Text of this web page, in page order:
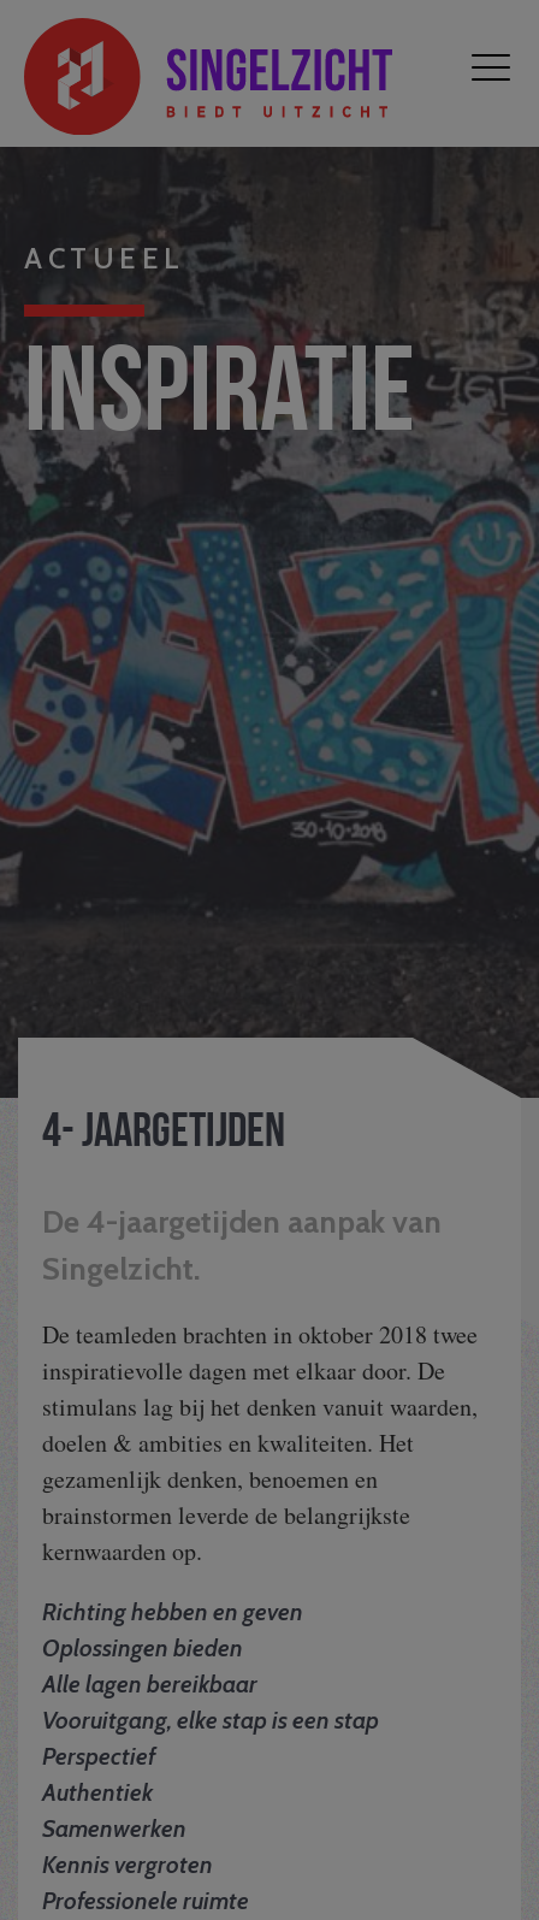
ACTUEEL
Inspiratie
4- jaargetijden
De 4-jaargetijden aanpak van
Singelzicht.
De teamleden brachten in oktober 2018 twee
inspiratievolle dagen met elkaar door. De
stimulans lag bij het denken vanuit waarden,
doelen & ambities en kwaliteiten. Het
gezamenlijk denken, benoemen en
brainstormen leverde de belangrijkste
kernwaarden op.
Richting hebben en geven
Oplossingen bieden
Alle lagen bereikbaar
Vooruitgang, elke stap is een stap
Perspectief
Authentiek
Samenwerken
Kennis vergroten
Professionele ruimte